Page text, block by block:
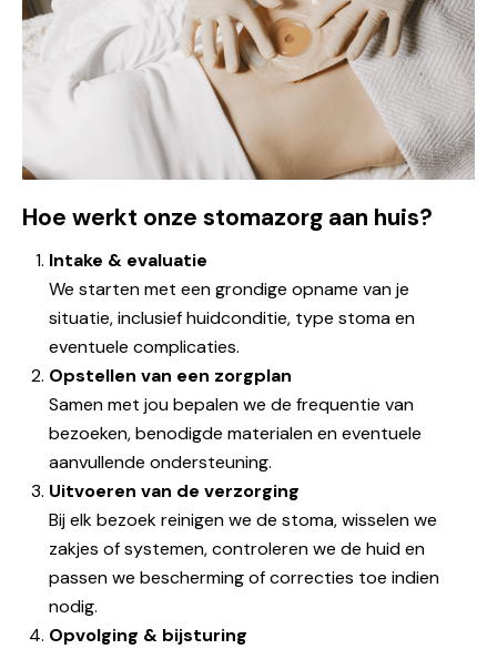
Hoe werkt onze stomazorg aan huis?
Intake & evaluatie
We starten met een grondige opname van je
situatie, inclusief huidconditie, type stoma en
eventuele complicaties.
Opstellen van een zorgplan
Samen met jou bepalen we de frequentie van
bezoeken, benodigde materialen en eventuele
aanvullende ondersteuning.
Uitvoeren van de verzorging
Bij elk bezoek reinigen we de stoma, wisselen we
zakjes of systemen, controleren we de huid en
passen we bescherming of correcties toe indien
nodig.
Opvolging & bijsturing